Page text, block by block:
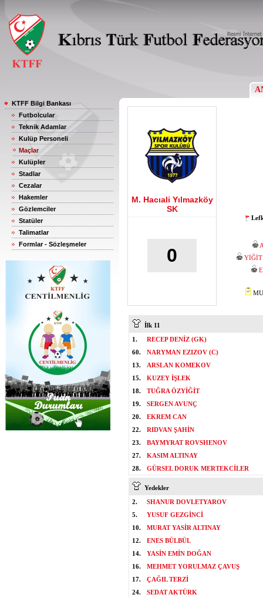
KTFF Bilgi Bankası
Futbolcular
Teknik Adamlar
Kulüp Personeli
Maçlar
Kulüpler
Stadlar
Cezalar
Hakemler
Gözlemciler
Statüler
Talimatlar
Formlar - Sözleşmeler
M. Hacıali Yılmazköy
SK
0
YİĞİT
İlk 11
1.
RECEP DENİZ (GK)
60.
NARYMAN EZIZOV (C)
13.
ARSLAN KOMEKOV
15.
KUZEY İŞLEK
18.
TUĞRA ÖZYİĞİT
19.
SERGEN AVUNÇ
20.
EKREM CAN
22.
RIDVAN ŞAHİN
23.
BAYMYRAT ROVSHENOV
27.
KASIM ALTINAY
28.
GÜRSEL DORUK MERTEKCİLER
Yedekler
2.
SHANUR DOVLETYAROV
5.
YUSUF GEZGİNCİ
10.
MURAT YASİR ALTINAY
12.
ENES BÜLBÜL
14.
YASİN EMİN DOĞAN
16.
MEHMET YORULMAZ ÇAVUŞ
17.
ÇAĞIL TERZİ
24.
SEDAT AKTÜRK